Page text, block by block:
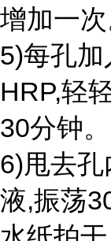
增加一次
5)每孔
HRP,轻
30分钟。
6)甩去
液,振荡